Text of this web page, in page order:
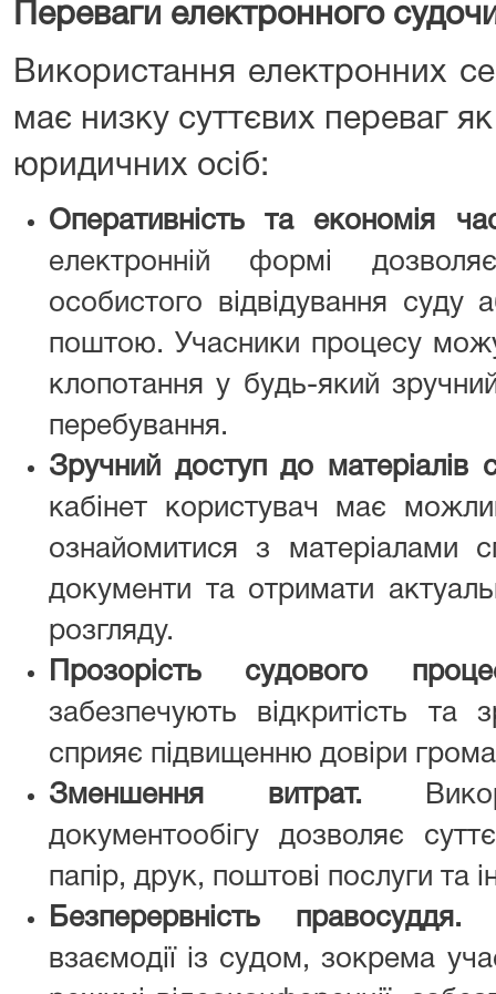
Переваги електронного
Використання електронних
має низку суттєвих переваг
юридичних осіб:
Оперативність та економія
електронній формі
особистого відвідування суду
поштою. Учасники процесу
клопотання у будь-який
перебування.
Зручний доступ до матеріалів
кабінет користувач має
ознайомитися з матеріалами
документи та отримати
розгляду.
Прозорість судового
забезпечують відкритість та
сприяє підвищенню довіри
Зменшення витрат.
документообігу дозволяє
папір, друк, поштові послуги та
Безперервність правосуддя.
взаємодії із судом, зокрема